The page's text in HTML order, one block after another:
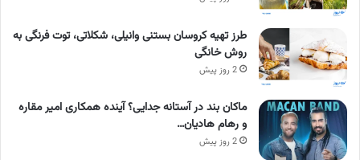
طرز تهیه کروسان بستنی وانیلی، شکلاتی، توت فرنگی به
روش خانگی
2 روز پیش
ماکان بند در آستانه جدایی؟ آینده همکاری امیر مقاره
و رهام هادیان…
2 روز پیش